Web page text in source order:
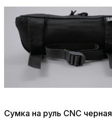
Сумка на руль CNC черная